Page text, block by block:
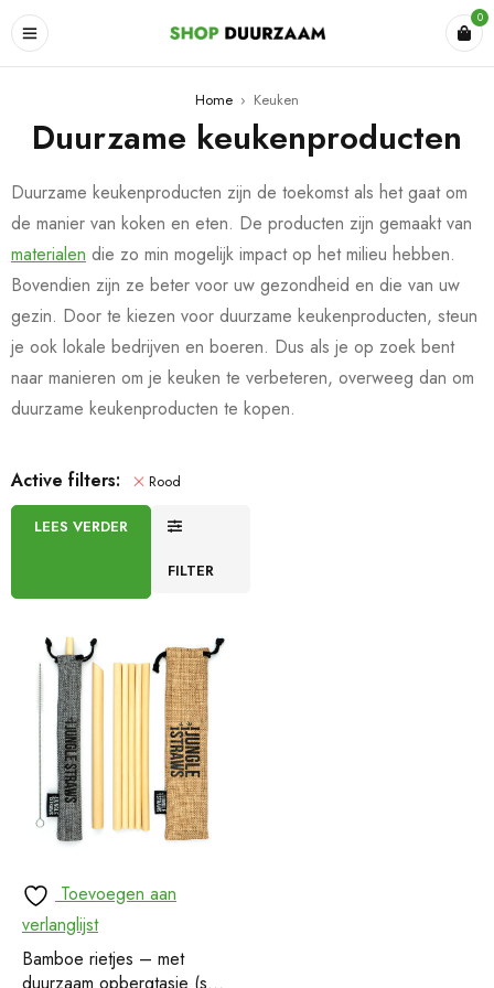
0
Home › Keuken
Duurzame keukenproducten
Duurzame keukenproducten zijn de toekomst als het gaat om
de manier van koken en eten. De producten zijn gemaakt van
materialen die zo min mogelijk impact op het milieu hebben.
Bovendien zijn ze beter voor uw gezondheid en die van uw
gezin. Door te kiezen voor duurzame keukenproducten, steun
je ook lokale bedrijven en boeren. Dus als je op zoek bent
naar manieren om je keuken te verbeteren, overweeg dan om
duurzame keukenproducten te kopen.
Active filters: Rood
FILTER
LEES VERDER
Toevoegen aan
verlanglijst
Bamboe rietjes – met